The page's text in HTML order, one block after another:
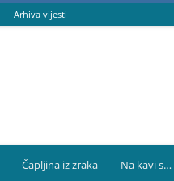
Arhiva vijesti
Čapljina iz zraka Na kavi s…